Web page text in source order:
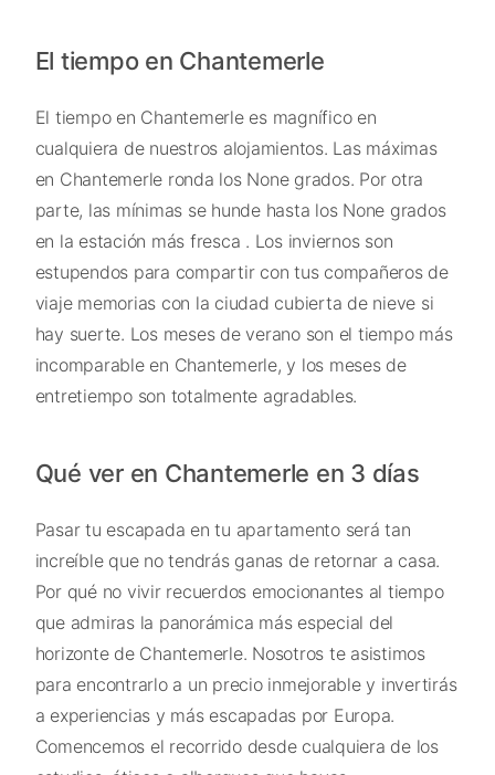
El tiempo en Chantemerle
El tiempo en Chantemerle es magnífico en
cualquiera de nuestros alojamientos. Las máximas
en Chantemerle ronda los None grados. Por otra
parte, las mínimas se hunde hasta los None grados
en la estación más fresca . Los inviernos son
estupendos para compartir con tus compañeros de
viaje memorias con la ciudad cubierta de nieve si
hay suerte. Los meses de verano son el tiempo más
incomparable en Chantemerle, y los meses de
entretiempo son totalmente agradables.
Qué ver en Chantemerle en 3 días
Pasar tu escapada en tu apartamento será tan
increíble que no tendrás ganas de retornar a casa.
Por qué no vivir recuerdos emocionantes al tiempo
que admiras la panorámica más especial del
horizonte de Chantemerle. Nosotros te asistimos
para encontrarlo a un precio inmejorable y invertirás
a experiencias y más escapadas por Europa.
Comencemos el recorrido desde cualquiera de los